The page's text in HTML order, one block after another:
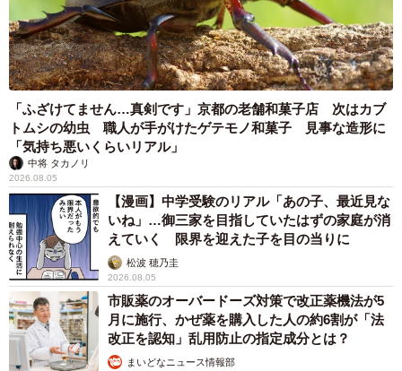
「ふざけてません…真剣です」京都の老舗和菓子店 次はカブ
トムシの幼虫 職人が手がけたゲテモノ和菓子 見事な造形に
「気持ち悪いくらいリアル」
中将 タカノリ
2026.08.05
【漫画】中学受験のリアル「あの子、最近見な
いね」…御三家を目指していたはずの家庭が消
えていく 限界を迎えた子を目の当りに
松波 穂乃圭
2026.08.05
市販薬のオーバードーズ対策で改正薬機法が5
月に施行、かぜ薬を購入した人の約6割が「法
改正を認知」乱用防止の指定成分とは？
まいどなニュース情報部